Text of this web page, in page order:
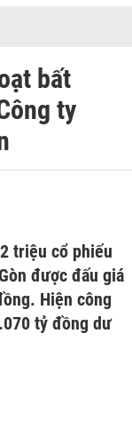
bất
ty
triệu cổ phiếu
được đấu giá
Hiện công
tỷ đồng dư